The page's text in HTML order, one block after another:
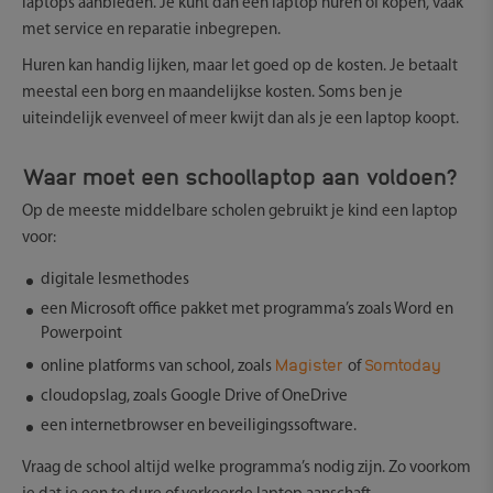
laptops aanbieden. Je kunt dan een laptop huren of kopen, vaak
met service en reparatie inbegrepen.
Huren kan handig lijken, maar let goed op de kosten. Je betaalt
meestal een borg en maandelijkse kosten. Soms ben je
uiteindelijk evenveel of meer kwijt dan als je een laptop koopt.
Waar moet een schoollaptop aan voldoen?
Op de meeste middelbare scholen gebruikt je kind een laptop
voor:
digitale lesmethodes
een Microsoft office pakket met programma’s zoals Word en
Powerpoint
online platforms van school, zoals Magister of Somtoday
cloudopslag, zoals Google Drive of OneDrive
een internetbrowser en beveiligingssoftware.
Vraag de school altijd welke programma’s nodig zijn. Zo voorkom